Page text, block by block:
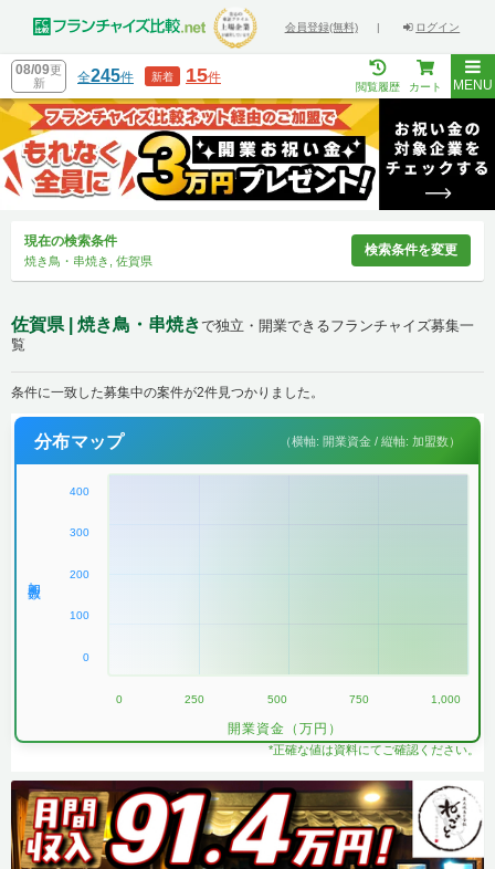
会員登録(無料) | ログイン
08/09更
新
全245件 新着 15件
閲覧履歴 カート MENU
現在の検索条件
焼き鳥・串焼き, 佐賀県
検索条件を変更
佐賀県 | 焼き鳥・串焼きで独立・開業できるフランチャイズ募集一
覧
条件に一致した募集中の案件が2件見つかりました。
分布マップ （横軸: 開業資金 / 縦軸: 加盟数）
400
300
200
100
0
0 250 500 750 1,000
開業資金（万円）
*正確な値は資料にてご確認ください。